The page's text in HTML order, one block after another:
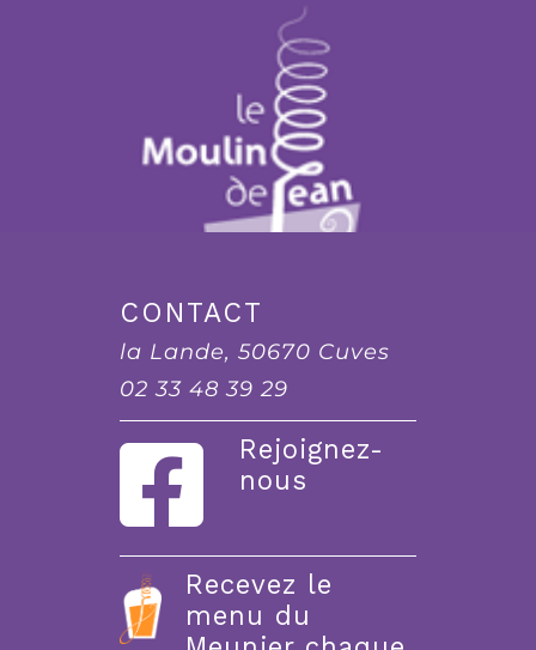
CONTACT
la Lande, 50670 Cuves
02 33 48 39 29
Rejoignez-
nous
Recevez le
menu du